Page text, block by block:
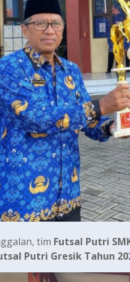
tim Futsal Putri
Putri Gresik Tahun